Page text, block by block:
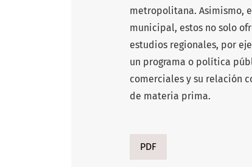
metropolitana. Asimismo,
municipal, estos no solo
estudios regionales, por
un programa o política
comerciales y su relación
de materia prima.
PDF